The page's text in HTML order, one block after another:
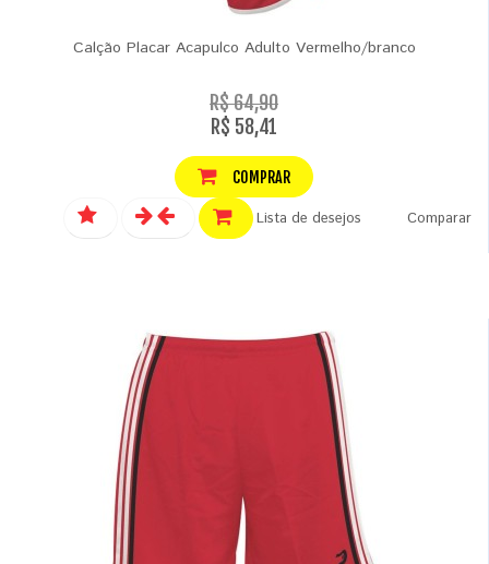
Calção Placar Acapulco Adulto Vermelho/branco
R$ 64,90
R$ 58,41
COMPRAR
Lista de desejos Comparar